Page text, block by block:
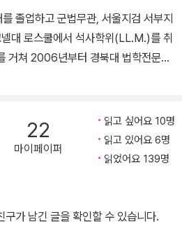
졸업하고 군법무관, 서울지검 서부지
대 로스쿨에서 석사학위(LL.M.)를 취
거쳐 2006년부터 경북대 법학전문대
교회』 『불편해도 괜찮아』 『욕망해도
법률가들』 등 몇권의 책을 썼다.
22
마이페이퍼
읽고 싶어요 10명
읽고 있어요 6명
읽었어요 139명
구가 남긴 글을 확인할 수 있습니다.